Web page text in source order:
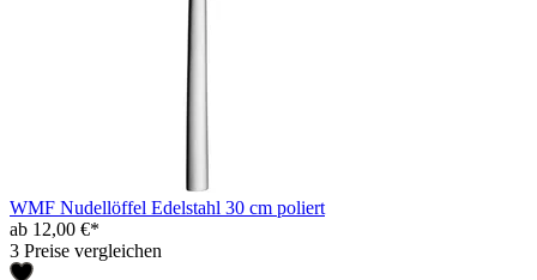
WMF Nudellöffel Edelstahl 30 cm poliert
ab 12,00 €*
3 Preise vergleichen